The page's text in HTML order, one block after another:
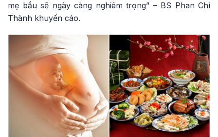
mẹ bầu sẽ ngày càng nghiêm trọng” – BS Phan Chí
Thành khuyến cáo.